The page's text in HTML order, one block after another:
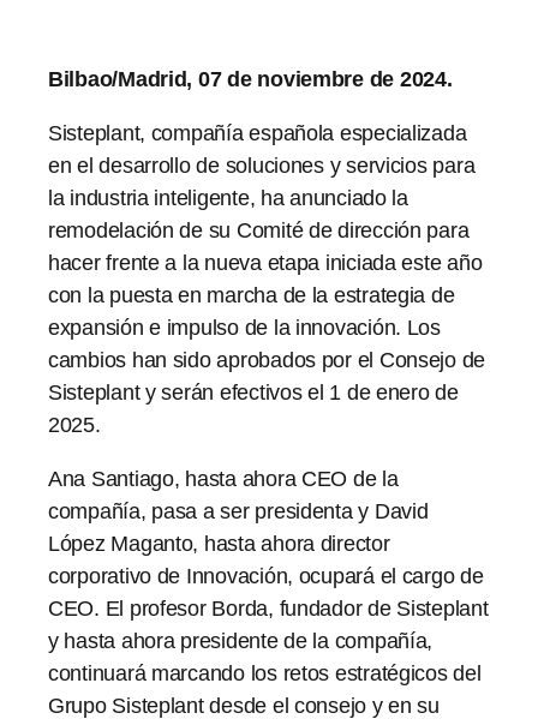
Bilbao/Madrid, 07 de noviembre de 2024.
Sisteplant, compañía española especializada
en el desarrollo de soluciones y servicios para
la industria inteligente, ha anunciado la
remodelación de su Comité de dirección para
hacer frente a la nueva etapa iniciada este año
con la puesta en marcha de la estrategia de
expansión e impulso de la innovación. Los
cambios han sido aprobados por el Consejo de
Sisteplant y serán efectivos el 1 de enero de
2025.
Ana Santiago, hasta ahora CEO de la
compañía, pasa a ser presidenta y David
López Maganto, hasta ahora director
corporativo de Innovación, ocupará el cargo de
CEO. El profesor Borda, fundador de Sisteplant
y hasta ahora presidente de la compañía,
continuará marcando los retos estratégicos del
Grupo Sisteplant desde el consejo y en su